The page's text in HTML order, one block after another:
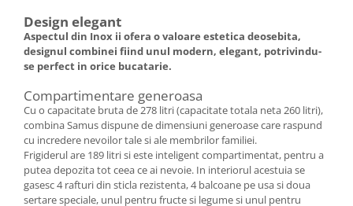
Design elegant
Aspectul din Inox ii ofera o valoare estetica deosebita,
designul combinei fiind unul modern, elegant, potrivindu-
se perfect in orice bucatarie.
Compartimentare generoasa
Cu o capacitate bruta de 278 litri (capacitate totala neta 260 litri),
combina Samus dispune de dimensiuni generoase care raspund
cu incredere nevoilor tale si ale membrilor familiei.
Frigiderul are 189 litri si este inteligent compartimentat, pentru a
putea depozita tot ceea ce ai nevoie. In interiorul acestuia se
gasesc 4 rafturi din sticla rezistenta, 4 balcoane pe usa si doua
sertare speciale, unul pentru fructe si legume si unul pentru